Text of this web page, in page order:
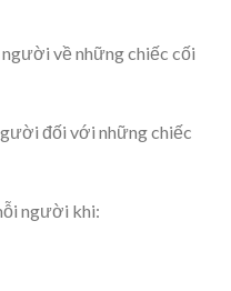
người về những chiếc cối
đối với những chiếc
người khi: